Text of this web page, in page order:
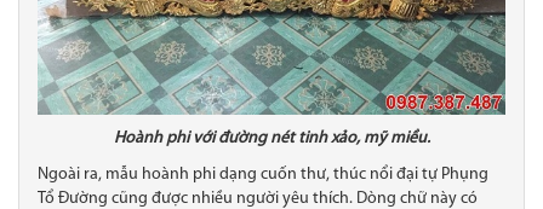
Hoành phi với đường nét tinh xảo, mỹ miều.
Ngoài ra, mẫu hoành phi dạng cuốn thư, thúc nổi đại tự Phụng
Tổ Đường cũng được nhiều người yêu thích. Dòng chữ này có